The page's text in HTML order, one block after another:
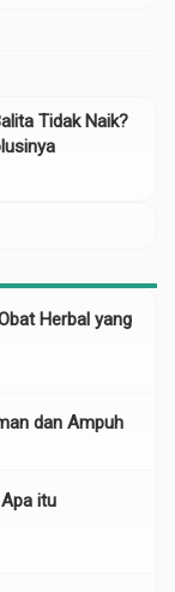
Tidak Naik?
Herbal yang
dan Ampuh
itu